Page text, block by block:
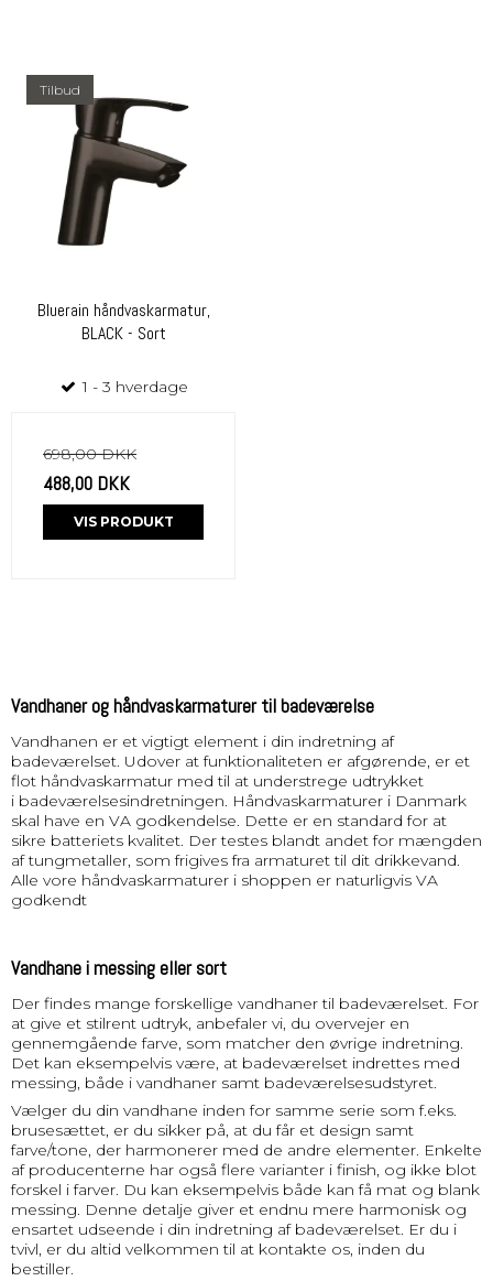
Tilbud
Bluerain håndvaskarmatur,
BLACK - Sort
1 - 3 hverdage
698,00 DKK
488,00 DKK
VIS PRODUKT
Vandhaner og håndvaskarmaturer til badeværelse
Vandhanen er et vigtigt element i din indretning af
badeværelset. Udover at funktionaliteten er afgørende, er et
flot håndvaskarmatur med til at understrege udtrykket
i badeværelsesindretningen. Håndvaskarmaturer i Danmark
skal have en VA godkendelse. Dette er en standard for at
sikre batteriets kvalitet. Der testes blandt andet for mængden
af tungmetaller, som frigives fra armaturet til dit drikkevand.
Alle vore håndvaskarmaturer i shoppen er naturligvis VA
godkendt
Vandhane i messing eller sort
Der findes mange forskellige vandhaner til badeværelset. For
at give et stilrent udtryk, anbefaler vi, du overvejer en
gennemgående farve, som matcher den øvrige indretning.
Det kan eksempelvis være, at badeværelset indrettes med
messing, både i vandhaner samt badeværelsesudstyret.
Vælger du din vandhane inden for samme serie som f.eks.
brusesættet, er du sikker på, at du får et design samt
farve/tone, der harmonerer med de andre elementer. Enkelte
af producenterne har også flere varianter i finish, og ikke blot
forskel i farver. Du kan eksempelvis både kan få mat og blank
messing. Denne detalje giver et endnu mere harmonisk og
ensartet udseende i din indretning af badeværelset. Er du i
tvivl, er du altid velkommen til at kontakte os, inden du
bestiller.